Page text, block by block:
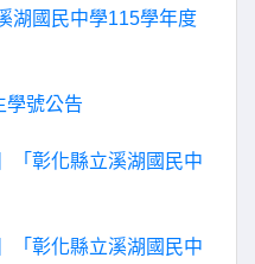
湖國民中學115學年度
學號公告
「彰化縣立溪湖國民中
「彰化縣立溪湖國民中